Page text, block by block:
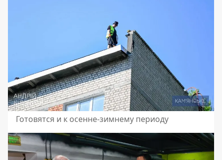
Готовятся и к осенне-зимнему периоду